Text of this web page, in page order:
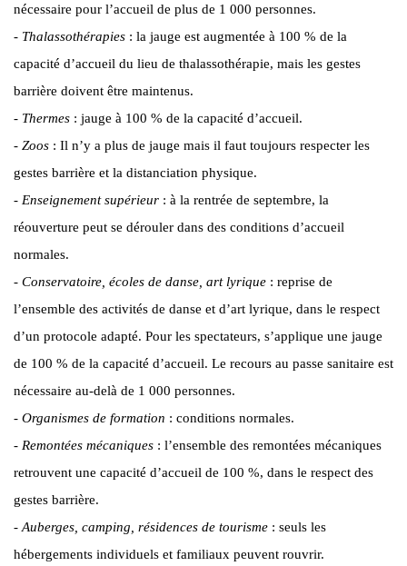
nécessaire pour l’accueil de plus de 1 000 personnes.
- Thalassothérapies : la jauge est augmentée à 100 % de la
capacité d’accueil du lieu de thalassothérapie, mais les gestes
barrière doivent être maintenus.
- Thermes : jauge à 100 % de la capacité d’accueil.
- Zoos : Il n’y a plus de jauge mais il faut toujours respecter les
gestes barrière et la distanciation physique.
- Enseignement supérieur : à la rentrée de septembre, la
réouverture peut se dérouler dans des conditions d’accueil
normales.
- Conservatoire, écoles de danse, art lyrique : reprise de
l’ensemble des activités de danse et d’art lyrique, dans le respect
d’un protocole adapté. Pour les spectateurs, s’applique une jauge
de 100 % de la capacité d’accueil. Le recours au passe sanitaire est
nécessaire au-delà de 1 000 personnes.
- Organismes de formation : conditions normales.
- Remontées mécaniques : l’ensemble des remontées mécaniques
retrouvent une capacité d’accueil de 100 %, dans le respect des
gestes barrière.
- Auberges, camping, résidences de tourisme : seuls les
hébergements individuels et familiaux peuvent rouvrir.